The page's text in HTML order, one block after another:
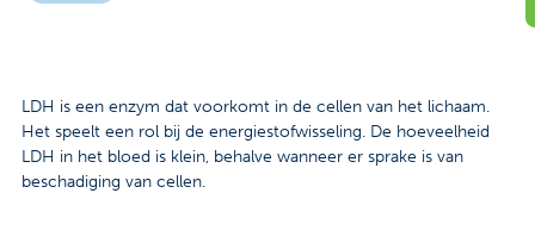
Locaties
Praktische informatie
LDH is een enzym dat voorkomt in de cellen van het lichaam.
Het speelt een rol bij de energiestofwisseling. De hoeveelheid
LDH in het bloed is klein, behalve wanneer er sprake is van
beschadiging van cellen.